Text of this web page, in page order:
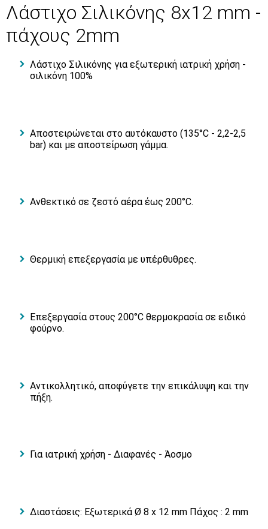
Λάστιχο Σιλικόνης 8x12 mm -
πάχους 2mm
Λάστιχο Σιλικόνης για εξωτερική ιατρική χρήση -
σιλικόνη 100%
Αποστειρώνεται στο αυτόκαυστο (135°C - 2,2-2,5
bar) και με αποστείρωση γάμμα.
Ανθεκτικό σε ζεστό αέρα έως 200°C.
Θερμική επεξεργασία με υπέρθυθρες.
Επεξεργασία στους 200°C θερμοκρασία σε ειδικό
φούρνο.
Αντικολλητικό, αποφύγετε την επικάλυψη και την
πήξη.
Για ιατρική χρήση - Διαφανές - Άοσμο
Διαστάσεις: Eξωτερικά Ø 8 x 12 mm Πάχος : 2 mm